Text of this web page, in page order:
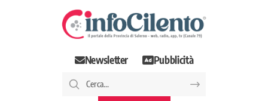
Newsletter Pubblicità